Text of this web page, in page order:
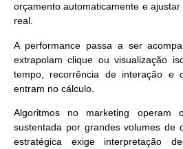
orçamento automaticamente e
real.
A performance passa a ser
extrapolam clique ou visualização
tempo, recorrência de interação e
entram no cálculo.
Algoritmos no marketing operam
sustentada por grandes volumes de
estratégica exige interpretação